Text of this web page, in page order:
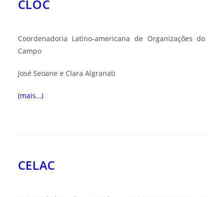
CLOC
Coordenadoria Latino-americana de Organizações do
Campo
José Seoane e Clara Algranati
(mais…)
CELAC